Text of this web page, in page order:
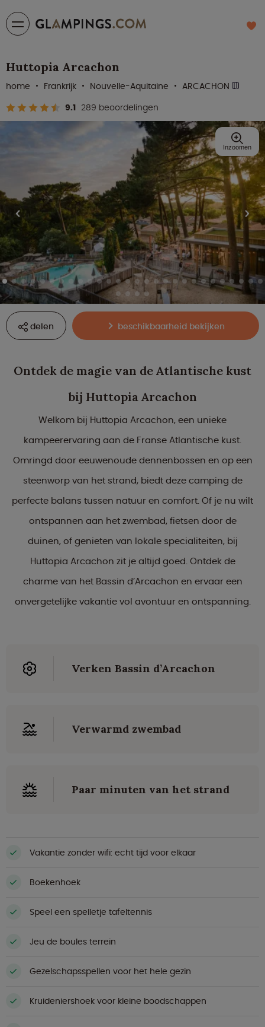
Huttopia Arcachon
9.1 289 beoordelingen
home Frankrijk Nouvelle-Aquitaine ARCACHON
delen beschikbaarheid bekijken
Inzoomen
Ontdek de magie van de Atlantische kust
bij Huttopia Arcachon
Welkom bij Huttopia Arcachon, een unieke
kampeerervaring aan de Franse Atlantische kust.
Omringd door eeuwenoude dennenbossen en op een
steenworp van het strand, biedt deze camping de
perfecte balans tussen natuur en comfort. Of je nu wilt
ontspannen aan het zwembad, fietsen door de
duinen, of genieten van lokale specialiteiten, bij
Huttopia Arcachon zit je altijd goed. Ontdek de
charme van het Bassin d’Arcachon en ervaar een
onvergetelijke vakantie vol avontuur en ontspanning.
Verken Bassin d’Arcachon
Verwarmd zwembad
Paar minuten van het strand
Vakantie zonder wifi: echt tijd voor elkaar
Boekenhoek
Speel een spelletje tafeltennis
Jeu de boules terrein
Gezelschapsspellen voor het hele gezin
Kruideniershoek voor kleine boodschappen